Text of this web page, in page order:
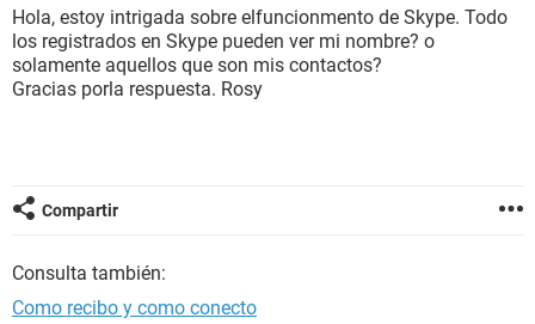
Hola, estoy intrigada sobre elfuncionmento de Skype. Todo
los registrados en Skype pueden ver mi nombre? o
solamente aquellos que son mis contactos?
Gracias porla respuesta. Rosy
Compartir
Consulta también:
Como recibo y como conecto